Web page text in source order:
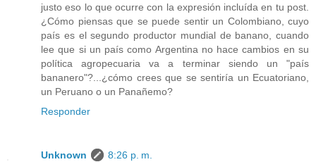
justo eso lo que ocurre con la expresión incluída en tu post.
¿Cómo piensas que se puede sentir un Colombiano, cuyo
país es el segundo productor mundial de banano, cuando
lee que si un país como Argentina no hace cambios en su
política agropecuaria va a terminar siendo un "país
bananero"?...¿cómo crees que se sentiría un Ecuatoriano,
un Peruano o un Panañemo?
Responder
Unknown
8:26 p. m.